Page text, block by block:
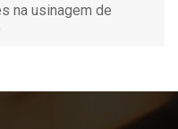
na usinagem de